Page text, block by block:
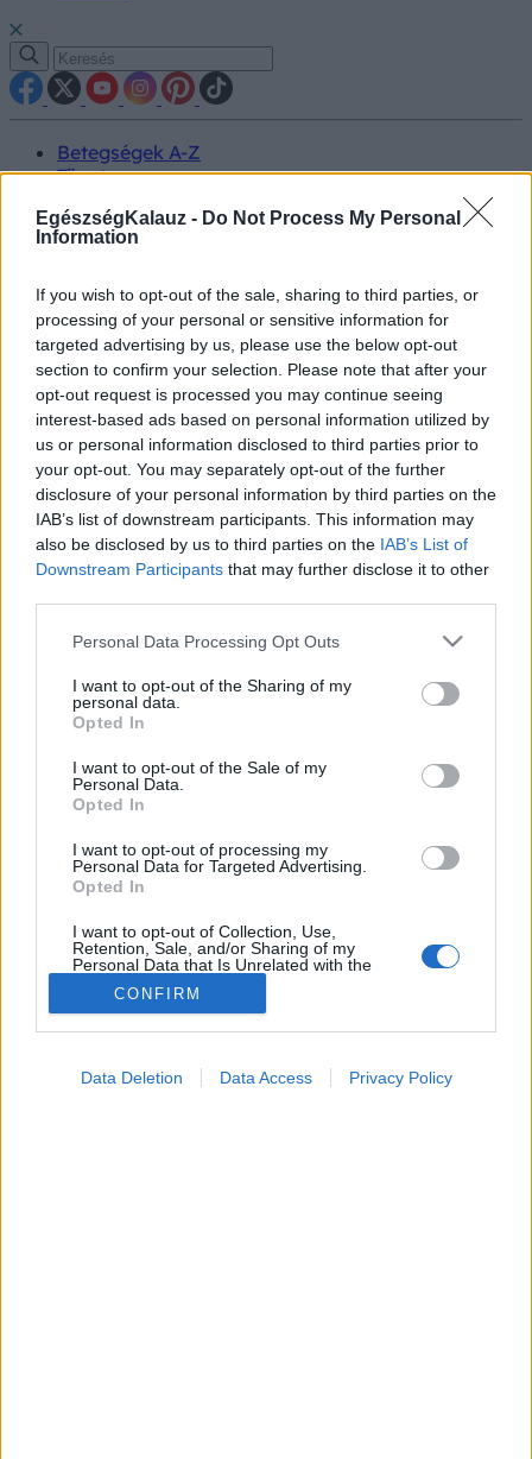
EgészségKalauz - Do Not Process My Personal
Information
If you wish to opt-out of the sale, sharing to third parties, or
processing of your personal or sensitive information for
targeted advertising by us, please use the below opt-out
section to confirm your selection. Please note that after your
opt-out request is processed you may continue seeing
interest-based ads based on personal information utilized by
us or personal information disclosed to third parties prior to
your opt-out. You may separately opt-out of the further
disclosure of your personal information by third parties on the
IAB’s list of downstream participants. This information may
also be disclosed by us to third parties on the IAB’s List of
Downstream Participants that may further disclose it to other
Please note that this website/app uses one or more Google
not limited to your visit or usage behaviour. You may click to
grant or deny consent to Google and its third-party tags to
use your data for below specified purposes in below Google
consent section.
Personal Data Processing Opt Outs
I want to opt-out of the Sharing of my
personal data.
Opted In
I want to opt-out of the Sale of my
Personal Data.
Opted In
I want to opt-out of processing my
Personal Data for Targeted Advertising.
Opted In
I want to opt-out of Collection, Use,
Retention, Sale, and/or Sharing of my
Personal Data that Is Unrelated with the
Purposes for which it was collected.
Opted Out
CONFIRM
Data Deletion Data Access Privacy Policy
Betegségek A-Z
Tünet
Kezelés
Életmódváltás
Prevenció
Hírek
Videók
Kisállatok egészsége
#allergia#influenza#cukorbetegség
#orvosmeteorológia#vérnyomás#stroke#rákbetegség
#pajzsmirigy #reflux#ekcéma #herpesz
Regisztráció
Plasztikai műtét